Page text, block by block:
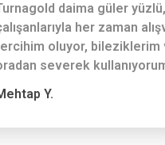
daima güler
her zaman
oluyor, bileziklerim
severek
Y.